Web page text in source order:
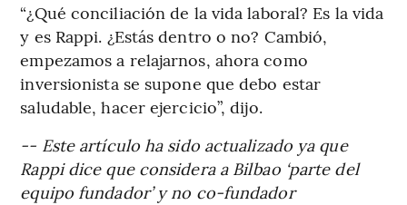
“¿Qué conciliación de la vida laboral? Es la vida
y es Rappi. ¿Estás dentro o no? Cambió,
empezamos a relajarnos, ahora como
inversionista se supone que debo estar
saludable, hacer ejercicio”, dijo.
-- Este artículo ha sido actualizado ya que
Rappi dice que considera a Bilbao ‘parte del
equipo fundador’ y no co-fundador